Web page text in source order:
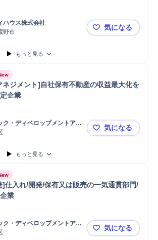
ハウス株式会社
野市
【三鷹/用地
気になる
もっと見る
ジメント]自社保有不動産の収益最大化を
企業
ク・ディベロップメントアン
ント株式会社
東京[アセッ
気になる
もっと見る
仕入れ/開発/保有又は販売の一気通貫部門/
業
ク・ディベロップメントアン
ント株式会社
東京[不動産
気になる